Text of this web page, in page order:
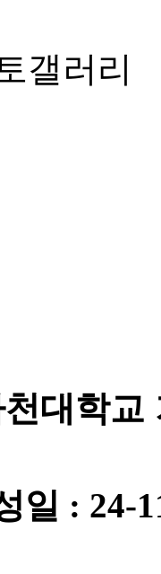
갤러리
대학교
일 : 24-